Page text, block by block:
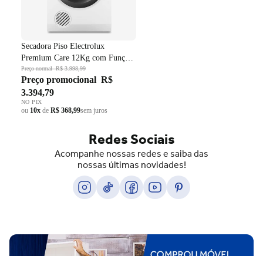
Secadora Piso Electrolux
Premium Care 12Kg com Função
AutoSense SFP12 Branco 220V
Preço normalR$ 3.998,99
Preço promocional R$
3.394,79
NO PIX
ou 10x de R$ 368,99sem juros
Redes Sociais
Acompanhe nossas redes e saiba das
nossas últimas novidades!